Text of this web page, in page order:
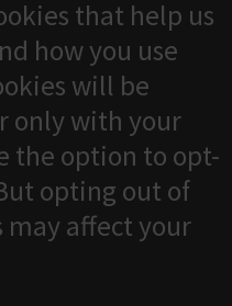
that help us
how you use
will be
only with your
the option to opt-
opting out of
may affect your